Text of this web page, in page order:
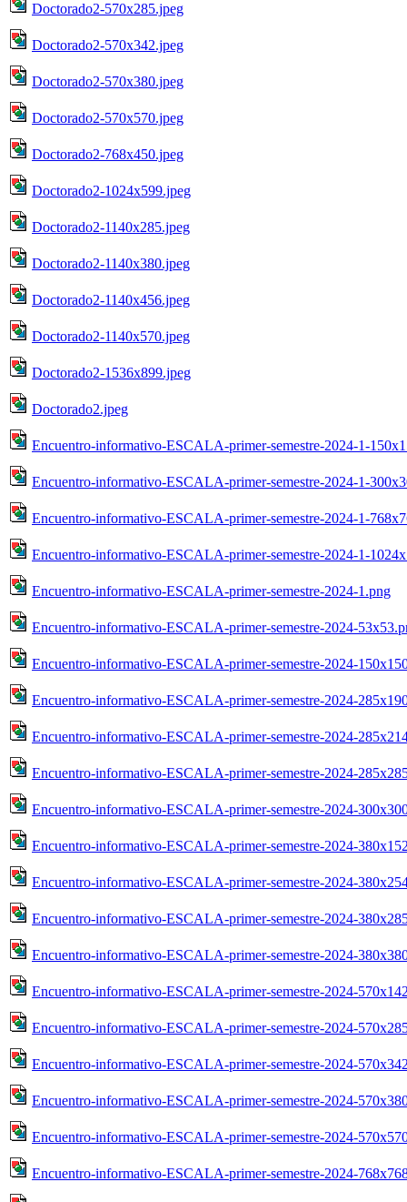
Doctorado2-570x285.jpeg
Doctorado2-570x342.jpeg
Doctorado2-570x380.jpeg
Doctorado2-570x570.jpeg
Doctorado2-768x450.jpeg
Doctorado2-1024x599.jpeg
Doctorado2-1140x285.jpeg
Doctorado2-1140x380.jpeg
Doctorado2-1140x456.jpeg
Doctorado2-1140x570.jpeg
Doctorado2-1536x899.jpeg
Doctorado2.jpeg
Encuentro-informativo-ESCALA-primer-semestre-2024-1-
Encuentro-informativo-ESCALA-primer-semestre-2024-1-
Encuentro-informativo-ESCALA-primer-semestre-2024-1-
Encuentro-informativo-ESCALA-primer-semestre-2024-1-
Encuentro-informativo-ESCALA-primer-semestre-2024-1.png
Encuentro-informativo-ESCALA-primer-semestre-2024-
Encuentro-informativo-ESCALA-primer-semestre-2024-
Encuentro-informativo-ESCALA-primer-semestre-2024-
Encuentro-informativo-ESCALA-primer-semestre-2024-
Encuentro-informativo-ESCALA-primer-semestre-2024-
Encuentro-informativo-ESCALA-primer-semestre-2024-
Encuentro-informativo-ESCALA-primer-semestre-2024-
Encuentro-informativo-ESCALA-primer-semestre-2024-
Encuentro-informativo-ESCALA-primer-semestre-2024-
Encuentro-informativo-ESCALA-primer-semestre-2024-
Encuentro-informativo-ESCALA-primer-semestre-2024-
Encuentro-informativo-ESCALA-primer-semestre-2024-
Encuentro-informativo-ESCALA-primer-semestre-2024-
Encuentro-informativo-ESCALA-primer-semestre-2024-
Encuentro-informativo-ESCALA-primer-semestre-2024-
Encuentro-informativo-ESCALA-primer-semestre-2024-